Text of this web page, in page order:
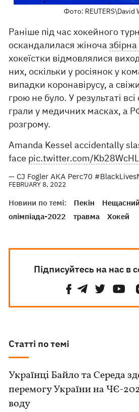
Фото: REUTERS\David
Раніше під час хокейного
оскандалилася жіночазбірна
хокеїстки відмовлялися
них, оскільки у росіянок у
випадки коронавірусу, а
грою не було. У результаті
грали у медичних масках, а
розгрому.
Amanda Kessel accidentally
face pic.twitter.com/
— CJ Fogler AKA Perc70
FEBRUARY 8, 2022
Новини по темі: Пекін
олімпіада-2022
травма Хокей
Підписуйтесь на нас в
Статті по темі
Українці Байло та Середа
перемогу України на ЧЄ-
воду